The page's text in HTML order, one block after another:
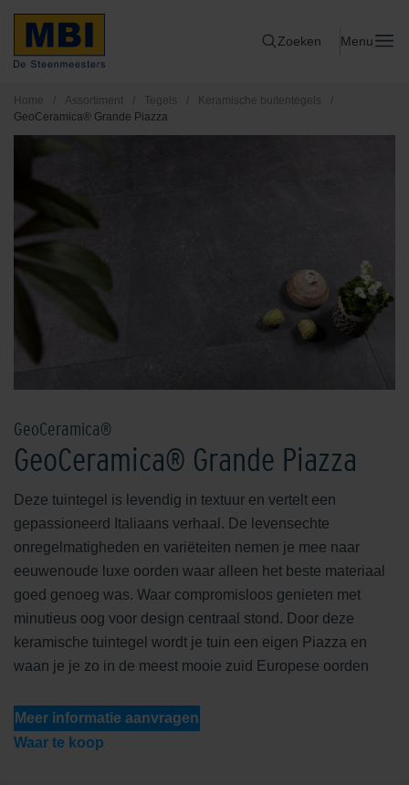
Zoeken Menu
Home / Assortiment / Tegels / Keramische buitentegels
/
GeoCeramica® Grande Piazza
GeoCeramica®
GeoCeramica® Grande Piazza
Deze tuintegel is levendig in textuur en vertelt een
gepassioneerd Italiaans verhaal. De levensechte
onregelmatigheden en variëteiten nemen je mee naar
eeuwenoude luxe oorden waar alleen het beste materiaal
goed genoeg was. Waar compromisloos genieten met
minutieus oog voor design centraal stond. Door deze
keramische tuintegel wordt je tuin een eigen Piazza en
waan je je zo in de meest mooie zuid Europese oorden
Meer informatie aanvragen
Waar te koop